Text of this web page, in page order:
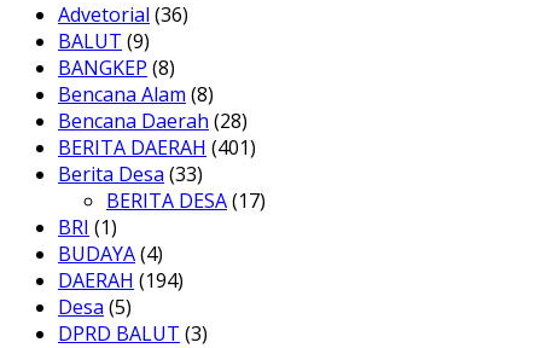
Advetorial (36)
BALUT (9)
BANGKEP (8)
Bencana Alam (8)
Bencana Daerah (28)
BERITA DAERAH (401)
Berita Desa (33)
BERITA DESA(17)
BRI (1)
BUDAYA(4)
DAERAH (194)
Desa (5)
DPRD BALUT (3)